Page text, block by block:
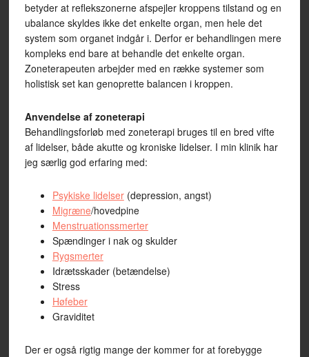
betyder at reflekszonerne afspejler kroppens tilstand og en
ubalance skyldes ikke det enkelte organ, men hele det
system som organet indgår i. Derfor er behandlingen mere
kompleks end bare at behandle det enkelte organ.
Zoneterapeuten arbejder med en række systemer som
holistisk set kan genoprette balancen i kroppen.
Anvendelse af zoneterapi
Behandlingsforløb med zoneterapi bruges til en bred vifte
af lidelser, både akutte og kroniske lidelser. I min klinik har
jeg særlig god erfaring med:
Psykiske lidelser(depression, angst)
Migræne/hovedpine
Menstruationssmerter
Spændinger i nak og skulder
Rygsmerter
Idrætsskader (betændelse)
Stress
Høfeber
Graviditet
Der er også rigtig mange der kommer for at forebygge